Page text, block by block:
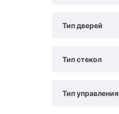
Тип дверей
Тип стекол
Тип управления